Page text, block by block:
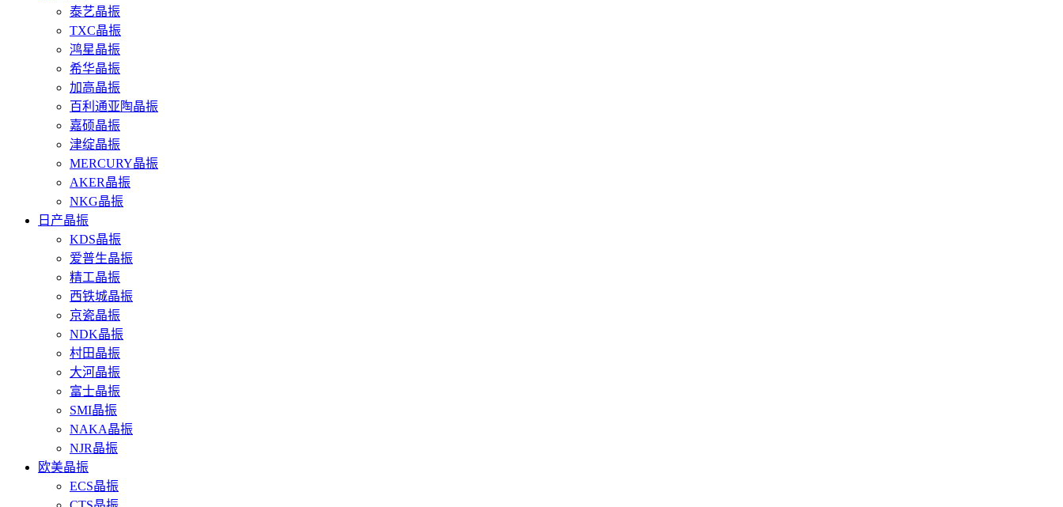
泰艺晶振
TXC晶振
鸿星晶振
希华晶振
加高晶振
百利通亚陶晶振
嘉硕晶振
津绽晶振
MERCURY晶振
AKER晶振
NKG晶振
日产晶振
KDS晶振
爱普生晶振
精工晶振
西铁城晶振
京瓷晶振
NDK晶振
村田晶振
大河晶振
富士晶振
SMI晶振
NAKA晶振
NJR晶振
欧美晶振
ECS晶振